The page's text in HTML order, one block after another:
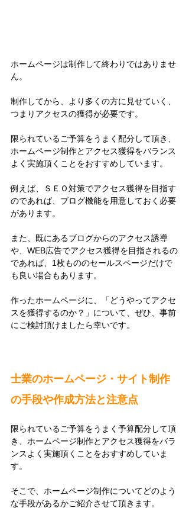
ホームページは制作して終わりではありませ
ん。
制作してから、より多くの方に見せていく、
つまりアクセスの獲得が必要です。
限られているご予算をうまく配分して頂き、
ホームページ制作とアクセス獲得をバランス
よく実施頂くことをおすすめしています。
例えば、ＳＥＯ対策でアクセス獲得を目指す
のであれば、ブログ機能を用意しておく必要
があります。
また、既にあるブログからのアクセス誘導
や、WEB広告でアクセス獲得を目指されるの
であれば、1枚もののセールスページだけで
も良い場合もあります。
作ったホームページに、「どうやってアクセ
スを獲得するのか？」について、ぜひ、事前
にご検討頂けましたら幸いです。
士業のホームページ・サイト制作
の手段や作成方法と注意点
限られているご予算をうまく予算配分して頂
き、ホームページ制作とアクセス獲得をバラ
ンスよく実施頂くことをおすすめしていま
す。
そこで、ホームページ制作についてどのよう
な手段があるかご紹介させて頂きます。